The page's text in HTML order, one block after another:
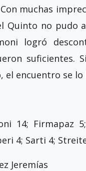
muchas
Quinto no pudo
logró
suficientes.
el encuentro se lo
14; Firmapaz
4; Sarti 4;
Jeremías